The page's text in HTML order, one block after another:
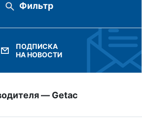
— Getac
Фильтр
ПОДПИСКА
НА НОВОСТИ